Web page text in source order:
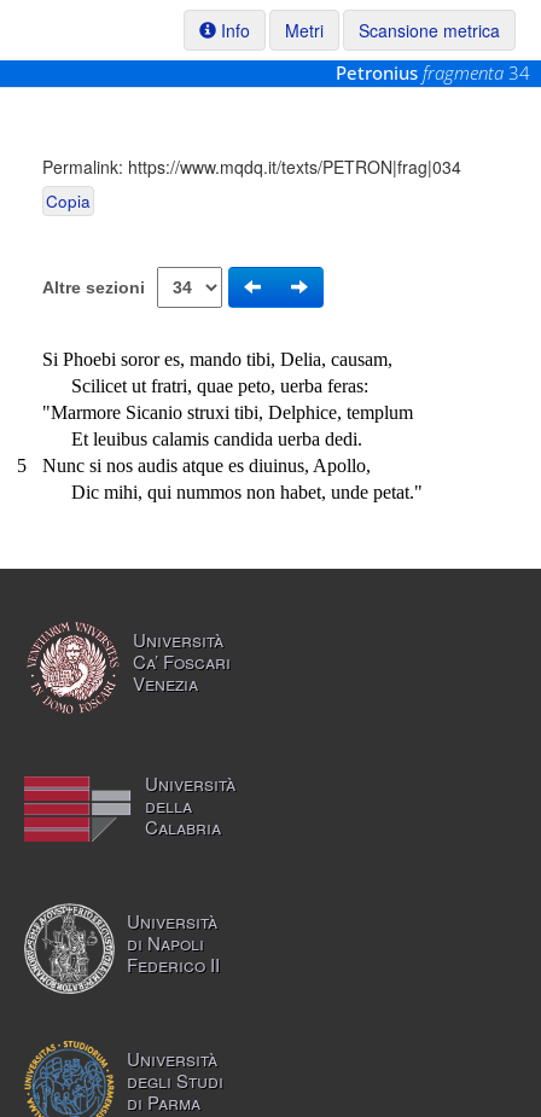
Info Metri
Scansione metrica
Petronius fragmenta 34
Permalink: https://www.mqdq.it/texts/PETRON|frag|034
Copia
Altre sezioni
Si Phoebi soror es, mando tibi, Delia, causam,
Scilicet ut fratri, quae peto, uerba feras:
"Marmore Sicanio struxi tibi, Delphice, templum
Et leuibus calamis candida uerba dedi.
5
Nunc si nos audis atque es diuinus, Apollo,
Dic mihi, qui nummos non habet, unde petat."
Università
Ca’ Foscari
Venezia
Università
della
Calabria
Università
di Napoli
Federico II
Università
degli Studi
di Parma